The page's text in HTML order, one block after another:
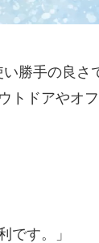
勝手の良さ
トドアやオ
です。」